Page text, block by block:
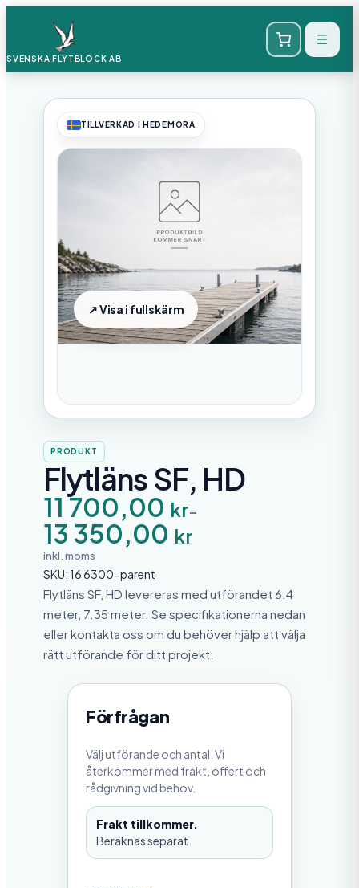
SVENSKA FLYTBLOCK AB
TILLVERKAD I HEDEMORA
PRODUKT
Flytläns SF, HD
11 700,00 kr–
13 350,00 kr
P
i
s
i
n
t
e
r
v
a
l
l
inkl. moms
SKU:16 6300-parent
Flytläns SF, HD levereras med utförandet 6.4
meter, 7.35 meter. Se specifikationerna nedan
eller kontakta oss om du behöver hjälp att välja
rätt utförande för ditt projekt.
Förfrågan
Välj utförande och antal. Vi
återkommer med frakt, offert och
rådgivning vid behov.
Frakt tillkommer.
Beräknas separat.